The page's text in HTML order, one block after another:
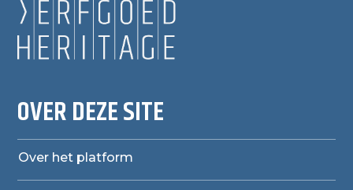
OVER DEZE SITE
Over het platform